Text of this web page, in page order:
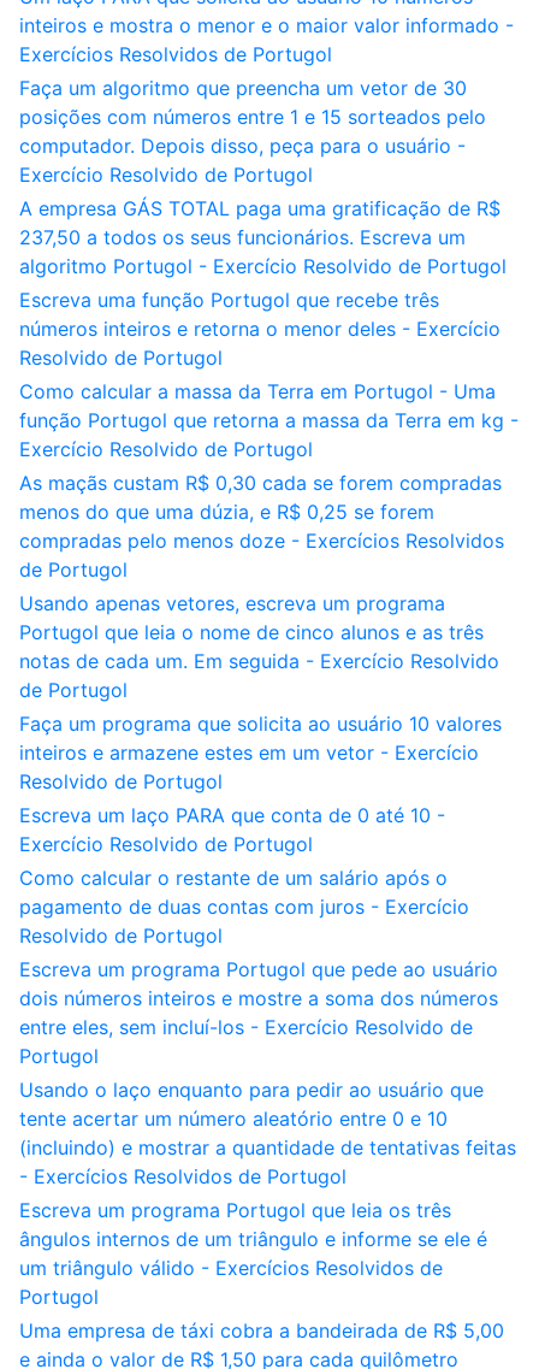
inteiros e mostra o menor e o maior valor informado -
Exercícios Resolvidos de Portugol
Faça um algoritmo que preencha um vetor de 30
posições com números entre 1 e 15 sorteados pelo
computador. Depois disso, peça para o usuário -
Exercício Resolvido de Portugol
A empresa GÁS TOTAL paga uma gratificação de R$
237,50 a todos os seus funcionários. Escreva um
algoritmo Portugol - Exercício Resolvido de Portugol
Escreva uma função Portugol que recebe três
números inteiros e retorna o menor deles - Exercício
Resolvido de Portugol
Como calcular a massa da Terra em Portugol - Uma
função Portugol que retorna a massa da Terra em kg -
Exercício Resolvido de Portugol
As maçãs custam R$ 0,30 cada se forem compradas
menos do que uma dúzia, e R$ 0,25 se forem
compradas pelo menos doze - Exercícios Resolvidos
de Portugol
Usando apenas vetores, escreva um programa
Portugol que leia o nome de cinco alunos e as três
notas de cada um. Em seguida - Exercício Resolvido
de Portugol
Faça um programa que solicita ao usuário 10 valores
inteiros e armazene estes em um vetor - Exercício
Resolvido de Portugol
Escreva um laço PARA que conta de 0 até 10 -
Exercício Resolvido de Portugol
Como calcular o restante de um salário após o
pagamento de duas contas com juros - Exercício
Resolvido de Portugol
Escreva um programa Portugol que pede ao usuário
dois números inteiros e mostre a soma dos números
entre eles, sem incluí-los - Exercício Resolvido de
Portugol
Usando o laço enquanto para pedir ao usuário que
tente acertar um número aleatório entre 0 e 10
(incluindo) e mostrar a quantidade de tentativas feitas
- Exercícios Resolvidos de Portugol
Escreva um programa Portugol que leia os três
ângulos internos de um triângulo e informe se ele é
um triângulo válido - Exercícios Resolvidos de
Portugol
Uma empresa de táxi cobra a bandeirada de R$ 5,00
e ainda o valor de R$ 1,50 para cada quilômetro